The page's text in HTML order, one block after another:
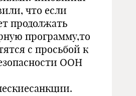
что если
продолжать
программу,то
с просьбой к
ООН